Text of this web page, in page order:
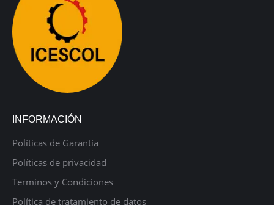
INFORMACIÓN
Políticas de Garantía
Políticas de privacidad
Terminos y Condiciones
Política de tratamiento de datos